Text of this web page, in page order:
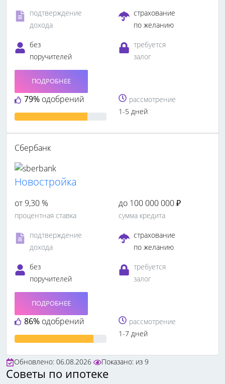
подтверждение
дохода
страхование
по желанию
без
поручителей
требуется
залог
79% одобрений
ПОДРОБНЕЕ
рассмотрение
1-5 дней
Сбербанк
Новостройка
от 9,30 %
процентная ставка
до 100 000 000 ₽
сумма кредита
подтверждение
дохода
страхование
по желанию
без
поручителей
требуется
залог
86% одобрений
ПОДРОБНЕЕ
рассмотрение
1-7 дней
Обновлено: 06.08.2026 Показано: из 9
Советы по ипотеке